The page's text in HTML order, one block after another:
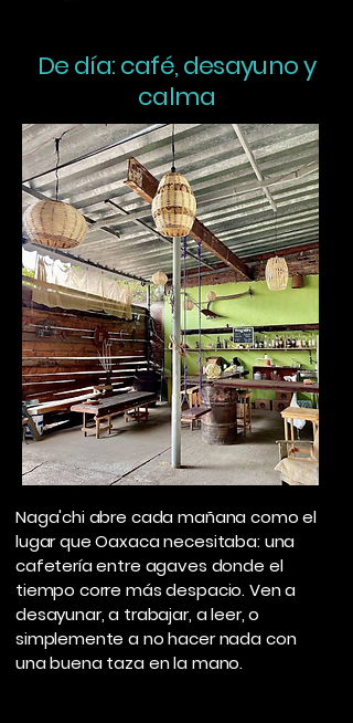
De día: café, desayuno y
calma
Naga'chi abre cada mañana como el
lugar que Oaxaca necesitaba: una
cafetería entre agaves donde el
tiempo corre más despacio. Ven a
desayunar, a trabajar, a leer, o
simplemente a no hacer nada con
una buena taza en la mano.